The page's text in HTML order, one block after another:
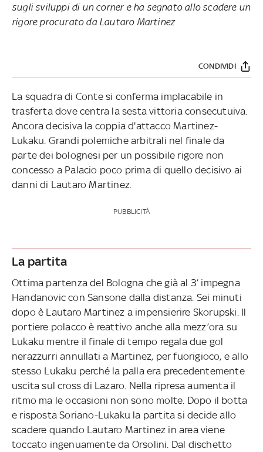
sugli sviluppi di un corner e ha segnato allo scadere un
rigore procurato da Lautaro Martinez
CONDIVIDI
La squadra di Conte si conferma implacabile in
trasferta dove centra la sesta vittoria consecutuiva.
Ancora decisiva la coppia d'attacco Martinez-
Lukaku. Grandi polemiche arbitrali nel finale da
parte dei bolognesi per un possibile rigore non
concesso a Palacio poco prima di quello decisivo ai
danni di Lautaro Martinez.
PUBBLICITÀ
La partita
Ottima partenza del Bologna che già al 3’ impegna
Handanovic con Sansone dalla distanza. Sei minuti
dopo è Lautaro Martinez a impensierire Skorupski. Il
portiere polacco è reattivo anche alla mezz’ora su
Lukaku mentre il finale di tempo regala due gol
nerazzurri annullati a Martinez, per fuorigioco, e allo
stesso Lukaku perché la palla era precedentemente
uscita sul cross di Lazaro. Nella ripresa aumenta il
ritmo ma le occasioni non sono molte. Dopo il botta
e risposta Soriano-Lukaku la partita si decide allo
scadere quando Lautaro Martinez in area viene
toccato ingenuamente da Orsolini. Dal dischetto